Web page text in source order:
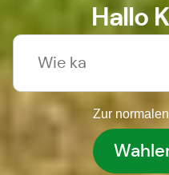
Hallo
Zur